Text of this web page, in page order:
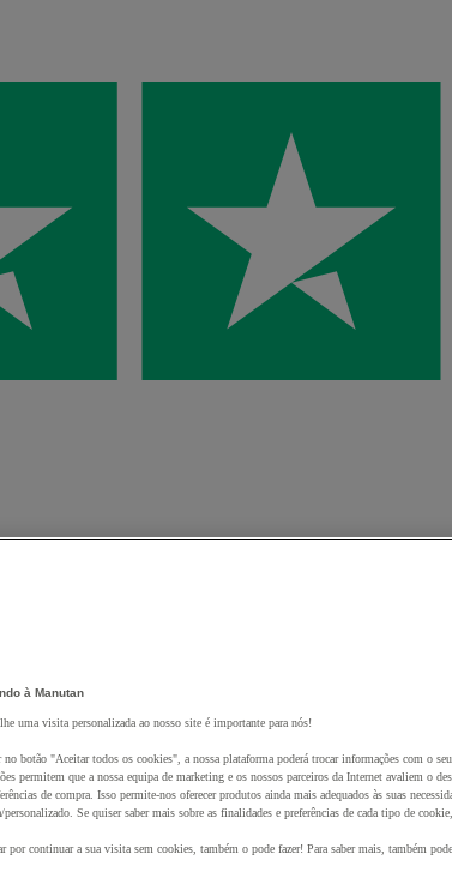
ao seu cesto :
à Manutan
lhe uma visita personalizada ao nosso site é importante para nós!
no botão "Aceitar todos os cookies", a nossa plataforma poderá trocar informações com o
permitem que a nossa equipa de marketing e os nossos parceiros da Internet avaliem o
de compra. Isso permite-nos oferecer produtos ainda mais adequados às suas
personalizado. Se quiser saber mais sobre as finalidades e preferências de cada tipo de
por continuar a sua visita sem cookies, também o pode fazer! Para saber mais, também